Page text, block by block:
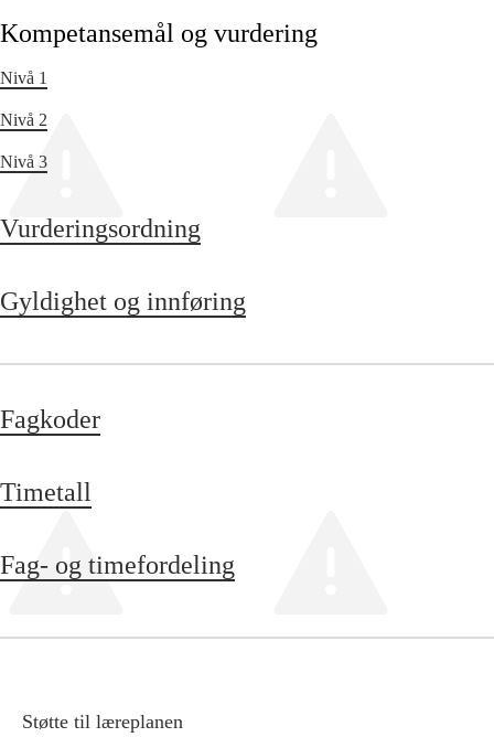
Kompetansemål og vurdering
Nivå 1
Nivå 2
Nivå 3
Vurderingsordning
Gyldighet og innføring
Fagkoder
Timetall
Fag- og timefordeling
Støtte til læreplanen